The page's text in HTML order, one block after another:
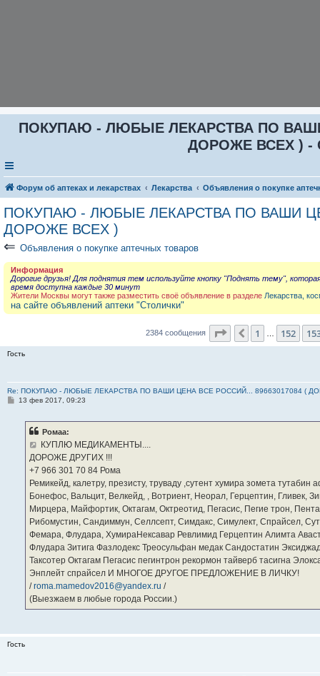
ПОКУПАЮ - ЛЮБЫЕ ЛЕКАРСТВА ПО ВАШИ
ДОРОЖЕ ВСЕХ ) -
Форум об аптеках и лекарствах Лекарства Объявления о покупке
ПОКУПАЮ - ЛЮБЫЕ ЛЕКАРСТВА ПО ВАШИ
ДОРОЖЕ ВСЕХ )
⇐ Объявления о покупке аптечных товаров
Информация
Дорогие друзья! Для поднятия тем используйте кнопку "Поднять тему",
время доступна каждые 30 минут
Жители Москвы могут также разместить своё объявление в разделе Лекарства,
на сайте объявлений аптеки "Столички"
2384 сообщения Страница 154из
Пред.
1 152
Гость
Re: ПОКУПАЮ - ЛЮБЫЕ ЛЕКАРСТВА ПО ВАШИ ЦЕНА ВСЕ РОССИЙ... 89663017084 (
С13 фев 2017, 09:23
Ромаа:
КУПЛЮ МЕДИКАМЕНТЫ....
ДОРОЖЕ ДРУГИХ !!!
‪+7 966 301 70 84‬ Рома
Ремикейд, калетру, презисту, труваду ,сутент хумира зомета
Бонефос, Вальцит, Велкейд, , Вотриент, Неорал, Герцептин, Гливек,
Мирцера, Майфортик, Октагам, Октреотид, Пегасис, Пегие трон,
Рибомустин, Сандиммун, Селлсепт, Симдакс, Симулект, Спрайсел,
Фемара, Флудара, ХумираНексавар Ревлимид Герцептин Алимта
Флудара Зитига Фазлодекс Треосульфан медак Сандостатин
Таксотер Октагам Пегасис пегинтрон рекормон тайверб тасигна
Энплейт спрайсел И МНОГОЕ ДРУГОЕ ПРЕДЛОЖЕНИЕ В ЛИЧКУ!
/roma.mamedov2016@yandex.ru /
(Выезжаем в любые города России.)
Гость